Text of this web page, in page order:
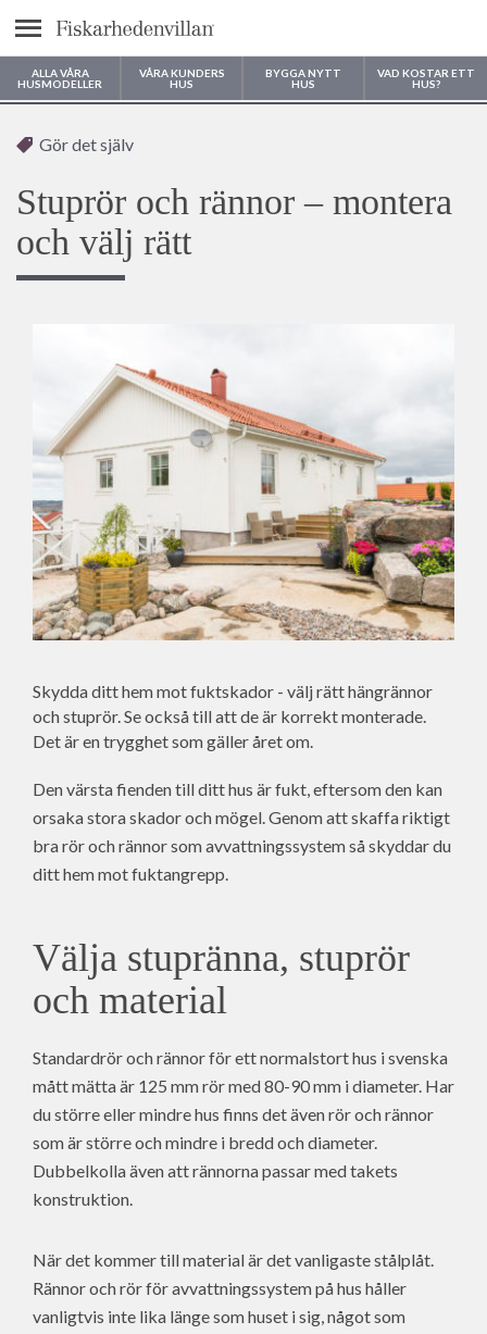
Meny
ALLA VÅRA
HUSMODELLER
VÅRA KUNDERS
HUS
BYGGA NYTT
HUS
VAD KOSTAR ETT
HUS?
Var vill du bygga ditt hus?
Gör det själv
Stuprör och rännor – montera
och välj rätt
Skydda ditt hem mot fuktskador - välj rätt hängrännor
och stuprör. Se också till att de är korrekt monterade.
Det är en trygghet som gäller året om.
Den värsta fienden till ditt hus är fukt, eftersom den kan
orsaka stora skador och mögel. Genom att skaffa riktigt
bra rör och rännor som avvattningssystem så skyddar du
ditt hem mot fuktangrepp.
Välja stupränna, stuprör
och material
Standardrör och rännor för ett normalstort hus i svenska
mått mätta är 125 mm rör med 80-90 mm i diameter. Har
du större eller mindre hus finns det även rör och rännor
som är större och mindre i bredd och diameter.
Dubbelkolla även att rännorna passar med takets
konstruktion.
När det kommer till material är det vanligaste stålplåt.
Rännor och rör för avvattningssystem på hus håller
vanligtvis inte lika länge som huset i sig, något som